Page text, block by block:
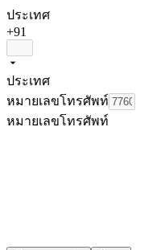
ประเทศ
+91
ประเทศ
หมายเลขโทรศัพท์
หมายเลขโทรศัพท์